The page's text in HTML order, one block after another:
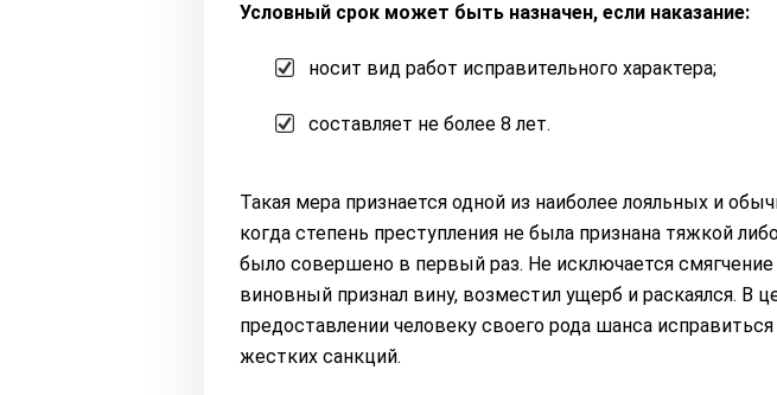
Условный срок может быть назначен, если наказание:
носит вид работ исправительного характера;
составляет не более 8 лет.
Такая мера признается одной из наиболее лояльных и
когда степень преступления не была признана тяжкой
было совершено в первый раз. Не исключается смягчение
виновный признал вину, возместил ущерб и раскаялся. В
предоставлении человеку своего рода шанса
жестких санкций.